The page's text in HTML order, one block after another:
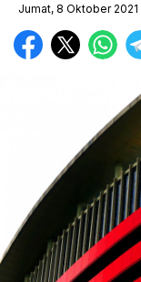
Jumat, 8 Oktober 2021